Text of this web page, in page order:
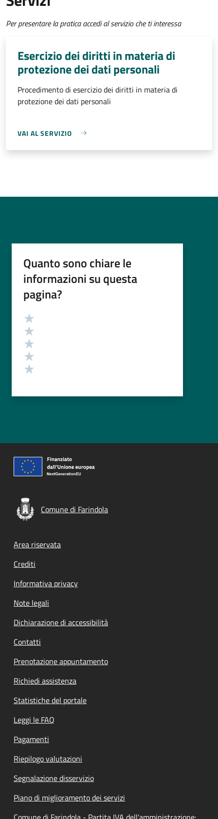
Per presentare la pratica accedi al servizio che ti interessa
Esercizio dei diritti in materia di
protezione dei dati personali
Procedimento di esercizio dei diritti in materia di
protezione dei dati personali
VAI AL SERVIZIO
Quanto sono chiare le
informazioni su questa
pagina?
Valutazione
Comune di Farindola
Footer menu
Area riservata
Crediti
Informativa privacy
Note legali
Dichiarazione di accessibilità
Contatti
Prenotazione appuntamento
Richiedi assistenza
Statistiche del portale
Leggi le FAQ
Pagamenti
Riepilogo valutazioni
Segnalazione disservizio
Piano di miglioramento dei servizi